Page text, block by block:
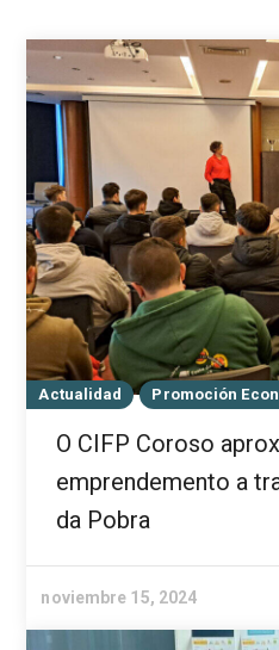
Actualidad Promoción
O CIFP Coroso
emprendemento a
da Pobra
noviembre 15, 2024